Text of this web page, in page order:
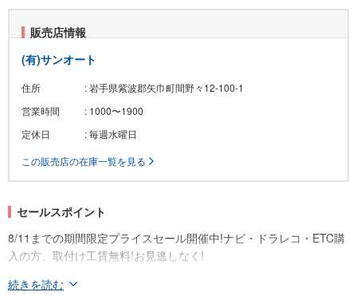
販売店情報
(有)サンオート
住所
: 岩手県紫波郡矢巾町間野々12-100-1
営業時間
: 1000〜1900
定休日
: 毎週水曜日
この販売店の在庫一覧を見る
セールスポイント
8/11までの期間限定プライスセール開催中!ナビ・ドラレコ・ETC購
入の方、取付け工賃無料!お見逃しなく!
続きを読む